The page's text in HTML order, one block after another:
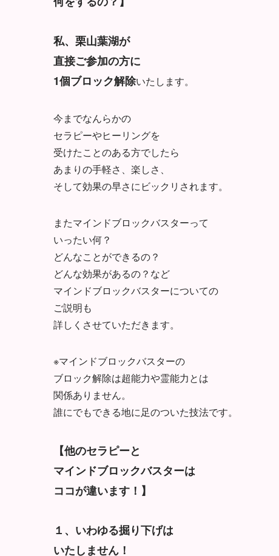
私、栗山葉湖が
直接ご参加の方に
1個ブロック解除いたします。
今までなんらかの
セラピーやヒーリングを
受けたことのある方でしたら
あまりの手軽さ、楽しさ、
そして効果の早さにビックリされます。
またマインドブロックバスターって
いったい何？
どんなことができるの？
どんな効果があるの？など
マインドブロックバスターについての
ご説明も
詳しくさせていただきます。
※マインドブロックバスターの
ブロック解除は超能力や霊能力とは
関係ありません。
誰にでもできる地に足のついた技法です。
【他のセラピーと
マインドブロックバスターは
ココが違います！】
１、いわゆる掘り下げは
いたしません！